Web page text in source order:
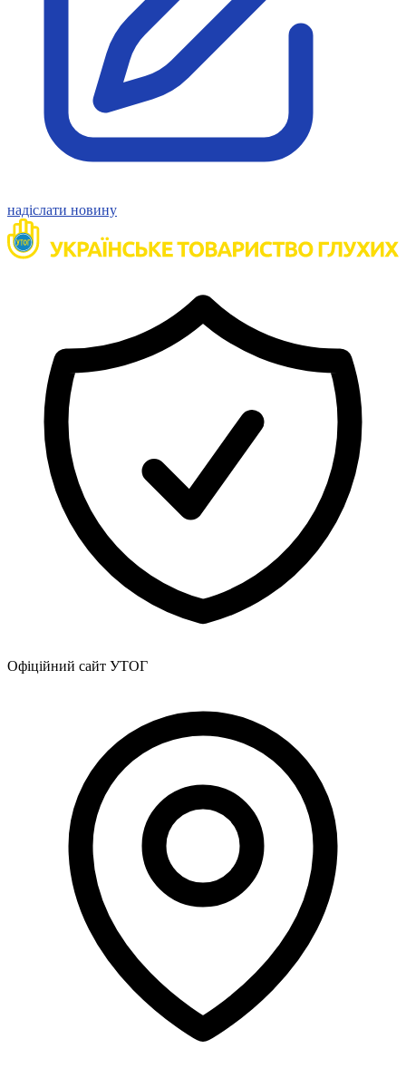
Молодіжні лідери УТОГ
Ветерани УТОГ
Мережа УТОГ
Підприємства УТОГ
Рекорди УТОГ
Видання УТОГ
Звіти
Посилання сторінок УТОГ
Контакти
Навчальні програми
Для абітурієнтів
Українська жестова мова
Правознавство
Я досліджую світ
Реєстр перекладачів жестової мови Українського
товариства глухих
Підготовка перекладачів
Безбар'єрність для глухих
Вінницька область
Волинська область
Дніпропетровська область
Донецька область
Закарпатська область
Запорізька область
Івано-Франківська область
Кіровоградська область
Одеська область
Полтавська область
Рівненська область
Сумська область
Тернопільська область
Харківська область
Херсонська область
Хмельницька область
Черкаська область
Чернівецька область
Чернігівська область
Особи відповідальні за контактування з
питань укладення договорів
Вивчаємо жестову мову
надіслати новину
Офіційний сайт УТОГ